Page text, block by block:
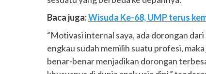
Baca juga:Wisuda Ke-68, UMP terus
“Motivasi internal saya, ada dorongan
engkau sudah memilih suatu profesi,
benar-benar menjadikan dorongan